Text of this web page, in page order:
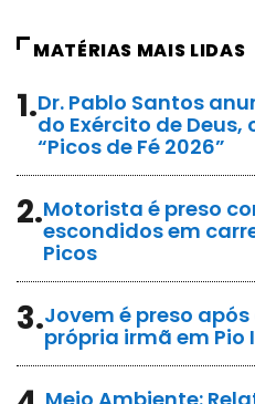
MATÉRIAS MAIS LIDAS
1.Dr. Pablo Santos
do Exército de
“Picos de Fé 2026”
2.Motorista é preso
escondidos em
Picos
3.Jovem é preso
própria irmã em Pio